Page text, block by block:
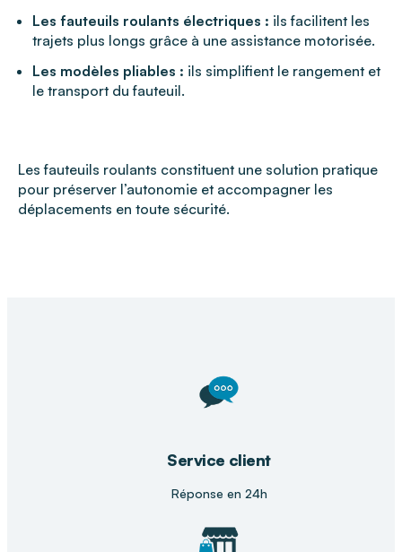
Les fauteuils roulants électriques : ils facilitent les
trajets plus longs grâce à une assistance motorisée.
Les modèles pliables : ils simplifient le rangement et
le transport du fauteuil.
Les fauteuils roulants constituent une solution pratique
pour préserver l’autonomie et accompagner les
déplacements en toute sécurité.
Service client
Réponse en 24h